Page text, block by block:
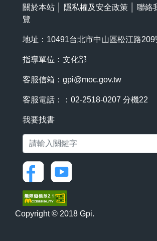
關於本站 隱私權及安全政策 聯絡
覽
地址：10491台北市中山區松江路209
指導單位：文化部
客服信箱： gpi@moc.gov.tw
客服電話：：02-2518-0207 分機22
我要找書
Copyright © 2018 Gpi.